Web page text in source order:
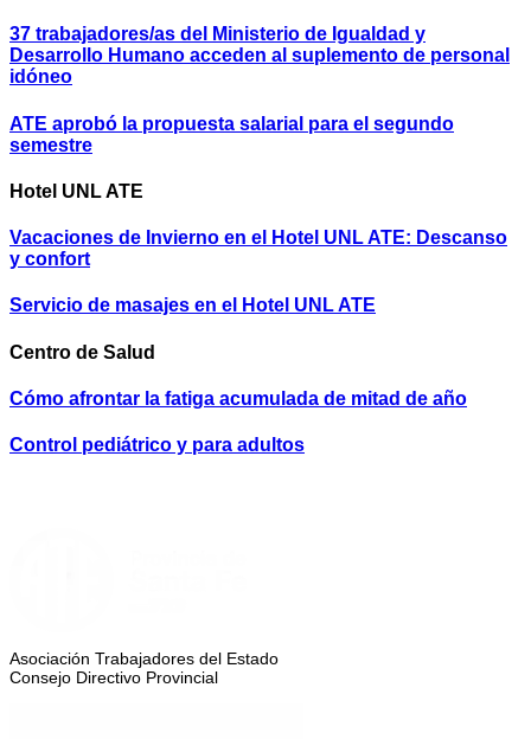
37 trabajadores/as del Ministerio de Igualdad y
Desarrollo Humano acceden al suplemento de personal
idóneo
ATE aprobó la propuesta salarial para el segundo
semestre
Hotel UNL ATE
Vacaciones de Invierno en el Hotel UNL ATE: Descanso
y confort
Servicio de masajes en el Hotel UNL ATE
Centro de Salud
Cómo afrontar la fatiga acumulada de mitad de año
Control pediátrico y para adultos
Asociación Trabajadores del Estado
Consejo Directivo Provincial